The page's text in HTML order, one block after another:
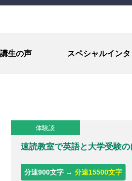
ス
生の声 スペシャルイン
体験談
速読教室で英語と大学受験の
分速900文字 → 分速15500文字